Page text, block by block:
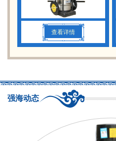
查看详情
强海动态